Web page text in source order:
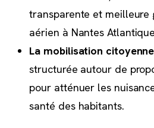
transparente et
aérien à Nantes
La mobilisation citoyenne
structurée autour de
pour atténuer les
santé des habitants.